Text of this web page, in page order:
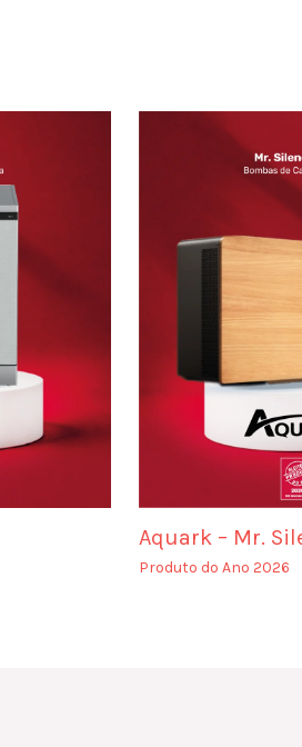
Aquark – Mr.
Produto do Ano 2026